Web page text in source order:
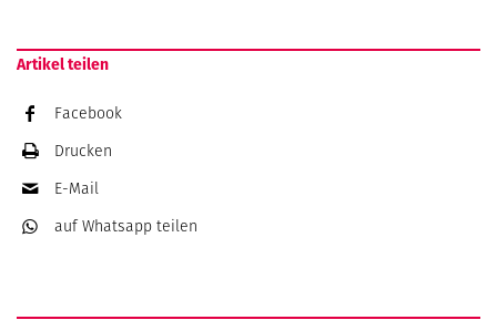
Artikel teilen
Facebook
Drucken
E-Mail
auf Whatsapp teilen